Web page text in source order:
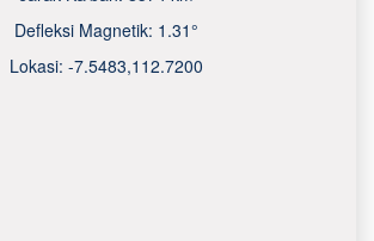
Defleksi Magnetik: 1.31°
Lokasi: -7.5483,112.7200